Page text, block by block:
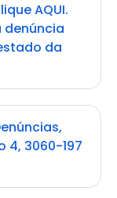
AQUI.
da
4, 3060-197